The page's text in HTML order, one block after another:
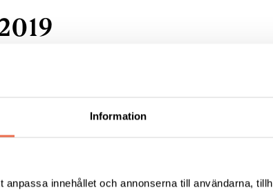
Information
anpassa innehållet och annonserna till användarna,